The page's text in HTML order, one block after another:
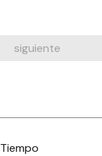
siguiente
Tiempo